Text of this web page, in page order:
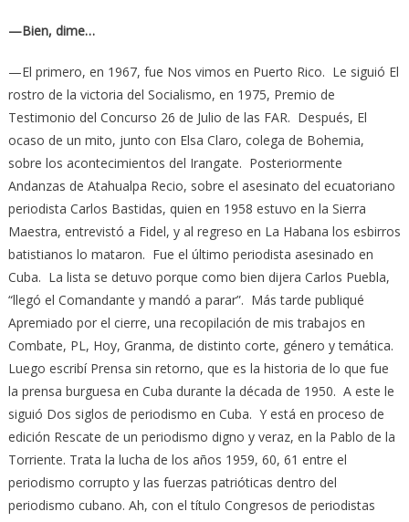
—Bien, dime…
—El primero, en 1967, fue Nos vimos en Puerto Rico. Le siguió El
rostro de la victoria del Socialismo, en 1975, Premio de
Testimonio del Concurso 26 de Julio de las FAR. Después, El
ocaso de un mito, junto con Elsa Claro, colega de Bohemia,
sobre los acontecimientos del Irangate. Posteriormente
Andanzas de Atahualpa Recio, sobre el asesinato del ecuatoriano
periodista Carlos Bastidas, quien en 1958 estuvo en la Sierra
Maestra, entrevistó a Fidel, y al regreso en La Habana los esbirros
batistianos lo mataron. Fue el último periodista asesinado en
Cuba. La lista se detuvo porque como bien dijera Carlos Puebla,
“llegó el Comandante y mandó a parar”. Más tarde publiqué
Apremiado por el cierre, una recopilación de mis trabajos en
Combate, PL, Hoy, Granma, de distinto corte, género y temática.
Luego escribí Prensa sin retorno, que es la historia de lo que fue
la prensa burguesa en Cuba durante la década de 1950. A este le
siguió Dos siglos de periodismo en Cuba. Y está en proceso de
edición Rescate de un periodismo digno y veraz, en la Pablo de la
Torriente. Trata la lucha de los años 1959, 60, 61 entre el
periodismo corrupto y las fuerzas patrióticas dentro del
periodismo cubano. Ah, con el título Congresos de periodistas